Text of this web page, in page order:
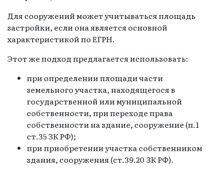
Для сооружений может учитываться площадь
застройки, если она является основной
характеристикой по ЕГРН.
Этот же подход предлагается использовать:
при определении площади части
земельного участка, находящегося в
государственной или муниципальной
собственности, при переходе права
собственности на здание, сооружение (п.1
ст.35 ЗК РФ);
при приобретении участка собственником
здания, сооружения (ст.39.20 ЗК РФ).